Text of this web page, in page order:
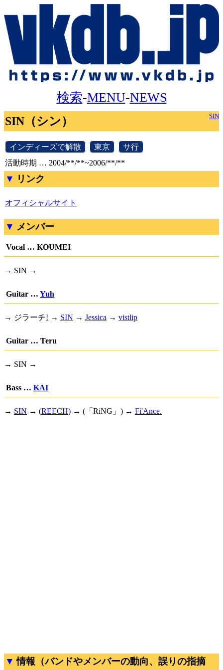
検索-MENU-NEWS
SIN
SIN（シン）
インディーズで解散 東京 サ行
活動時期 … 2004/**/**~2006/**/**
リンク
オフィシャルサイト
メンバー
Vocal … KOUMEI
→ SIN →
Guitar … Yuh
→ ジラーチ! → SIN → Jessica → vistlip
Guitar … Teru
→ SIN →
Bass … KAI
→ SIN → (REECH) → (「RiNG」) → Fi'Ance.
情報（バンドやメンバーの動向、誤りの指摘